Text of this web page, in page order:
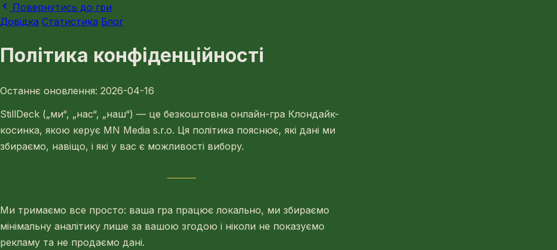
Повернутись до гри
Довідка Статистика Блог
Політика конфіденційності
Останнє оновлення: 2026-04-16
StillDeck („ми“, „нас“, „наш“) — це безкоштовна онлайн-гра Клондайк-
косинка, якою керує MN Media s.r.o. Ця політика пояснює, які дані ми
збираємо, навіщо, і які у вас є можливості вибору.
Ми тримаємо все просто: ваша гра працює локально, ми збираємо
мінімальну аналітику лише за вашою згодою і ніколи не показуємо
рекламу та не продаємо дані.